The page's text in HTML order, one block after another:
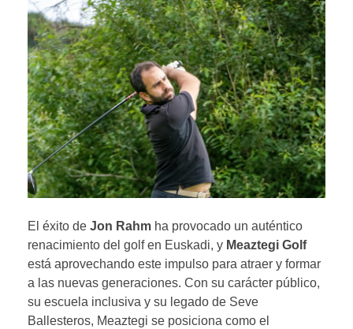
El éxito de Jon Rahm ha provocado un auténtico
renacimiento del golf en Euskadi, y Meaztegi Golf
está aprovechando este impulso para atraer y formar
a las nuevas generaciones. Con su carácter público,
su escuela inclusiva y su legado de Seve
Ballesteros, Meaztegi se posiciona como el